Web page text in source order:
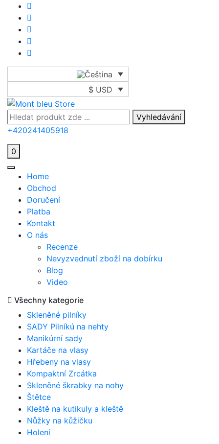
$ USD
Vyhledávání
+420241405918
0
Home
Obchod
Doručení
Platba
Kontakt
O nás
Recenze
Nevyzvednutí zboží na dobírku
Blog
Video
Všechny kategorie
Skleněné pilníky
SADY Pilníkú na nehty
Manikúrní sady
Kartáče na vlasy
Hřebeny na vlasy
Kompaktní Zrcátka
Skleněné škrabky na nohy
Štětce
Kleště na kutikuly a kleště
Nůžky na kůžičku
Holení